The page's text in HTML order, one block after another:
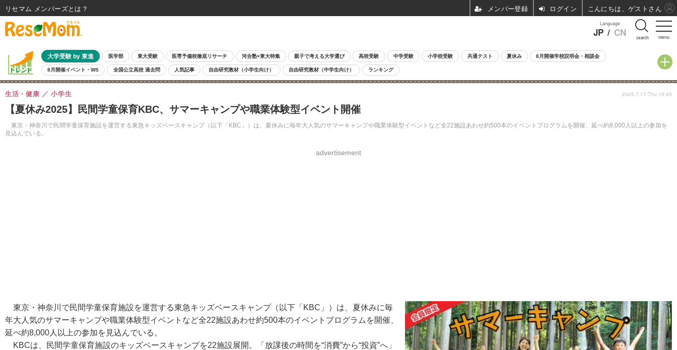
menu
Language
JP / CN search
大学受験 by 東進 医学部 東大受験 医専予備校徹底リサーチ 河合塾×東大特集 親子で考える大学選び 高校受験 中学受験 小学校受験 共通テスト 夏休み 8月開催学校説明会・相談会
8月開催イベント・WS 全国公立高校 過去問 人気記事 自由研究教材（小学生向け） 自由研究教材（中学生向け） ランキング
【夏休み2025】民間学童保育KBC、サマーキャンプや職業体験型イベント開催
東京・神奈川で民間学童保育施設を運営する東急キッズベースキャンプ（以下「KBC」）は、夏休みに毎年大人気のサマーキャンプや職業体験型イベントなど全22施設あわせ約500本のイベントプログラムを開催、延べ約8,000人以上の参加を
見込んでいる。
生活・健康 小学生
advertisement
2025.7.17 Thu 15:45
東京・神奈川で民間学童保育施設を運営する東急キッズベースキャンプ（以下「KBC」）は、夏休みに毎
年大人気のサマーキャンプや職業体験型イベントなど全22施設あわせ約500本のイベントプログラムを開催、
延べ約8,000人以上の参加を見込んでいる。
KBCは、民間学童保育施設のキッズベースキャンプを22施設展開。「放課後の時間を“消費”から“投資”へ」
リセマム メンバーズ ログイン こんにちは、ゲストさん